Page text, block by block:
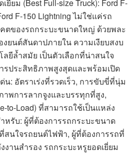
ยม (Best Full-size Truck): Ford F-
F-150 Lightning ไม่ใช่แค่รถ
ตของรถกระบะขนาดใหญ่ ด้วยพละ
งยนต์สันดาปภายใน ความเงียบสงบ
ยีล้ำสมัย เป็นตัวเลือกที่น่าสนใจ
รประสิทธิภาพสูงสุดและพร้อมเปิด
น: อัตราเร่งที่รวดเร็ว, การขับขี่ที่นุ่ม
าพการลากจูงและบรรทุกที่สูง,
to-Load) ที่สามารถใช้เป็นแหล่ง
หรับ: ผู้ที่ต้องการรถกระบะขนาด
นใจรถยนต์ไฟฟ้า, ผู้ที่ต้องการรถที่
านสำรอง รถกระบะหรูยอดเยี่ยม